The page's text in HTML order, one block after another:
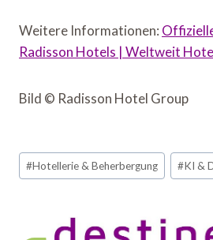
Weitere Informationen:
Radisson Hotels | Weltweit
Bild © Radisson Hotel Group
Schlagworte:
#Hotellerie & Beherbergung #KI &